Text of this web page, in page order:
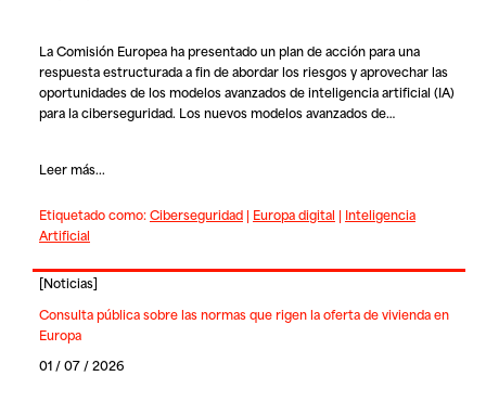
La Comisión Europea ha presentado un plan de acción para una
respuesta estructurada a fin de abordar los riesgos y aprovechar las
oportunidades de los modelos avanzados de inteligencia artificial (IA)
para la ciberseguridad. Los nuevos modelos avanzados de…
Leer más...
Etiquetado como:Ciberseguridad| Europa digital | Inteligencia
Artificial
[Noticias]
Consulta pública sobre las normas que rigen la oferta de vivienda en
Europa
01 / 07 / 2026